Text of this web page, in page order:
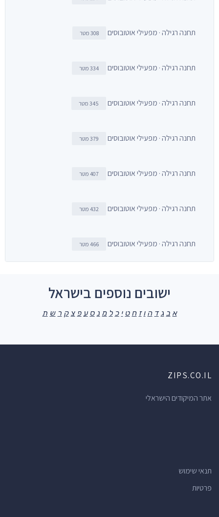
תחנה רגילה · מפעילי אוטובוסים 308 מטר
תחנה רגילה · מפעילי אוטובוסים 334 מטר
תחנה רגילה · מפעילי אוטובוסים 345 מטר
תחנה רגילה · מפעילי אוטובוסים 379 מטר
תחנה רגילה · מפעילי אוטובוסים 407 מטר
תחנה רגילה · מפעילי אוטובוסים 432 מטר
תחנה רגילה · מפעילי אוטובוסים 466 מטר
ישובים נוספים בישראל
א ב ג ד ה ו ז ח ט י כ ל מ נ ס ע פ צ ק ר ש ת
ZIPS.CO.IL
אתר המיקודים הישראלי
תנאי שימוש
פרטיות